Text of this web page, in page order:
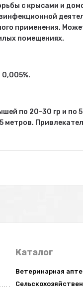
с крысами и
применения.
помещениях.
по 20-30 гр и по
метров.
Каталог
Ветеринарная